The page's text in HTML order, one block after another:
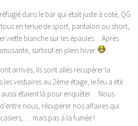
dans le bar qui était juste à coté, QG
en tenue de sport, pantalon ou short,
blanche sur les épaules… Après
surtout en plein hiver.
arrivés, ils sont allés récupérer la
vestiaires au 2ème étage, le feu a été
aussi étaient là pour enquêter… Nous
nous, récupérer nos affaires qui
… mais pas à la fumée !